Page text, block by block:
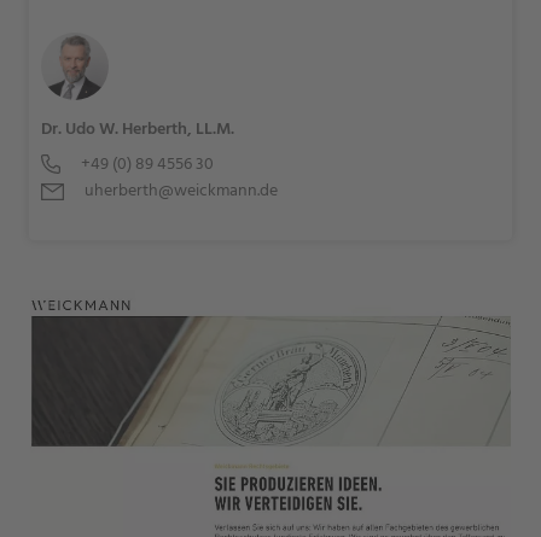
Dr. Udo W. Herberth, LL.M.
+49 (0) 89 4556 30
uherberth@weickmann.de